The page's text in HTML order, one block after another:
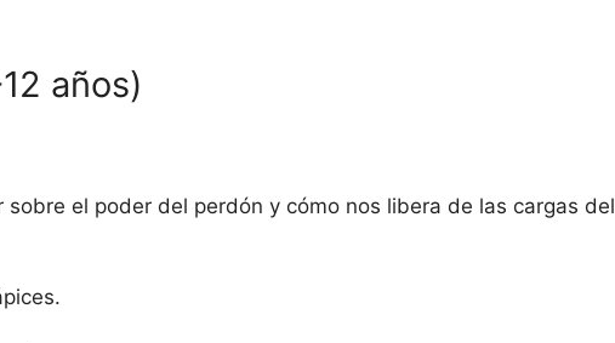
años)
sobre el poder del perdón y cómo nos libera de las cargas del